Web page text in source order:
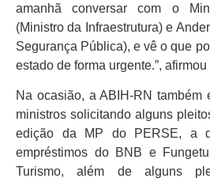
amanhã conversar com o
(Ministro da Infraestrutura) e
Segurança Pública), e vê o que
estado de forma urgente.”,
Na ocasião, a ABIH-RN também
ministros solicitando alguns
edição da MP do PERSE, a
empréstimos do BNB e
Turismo, além de alguns